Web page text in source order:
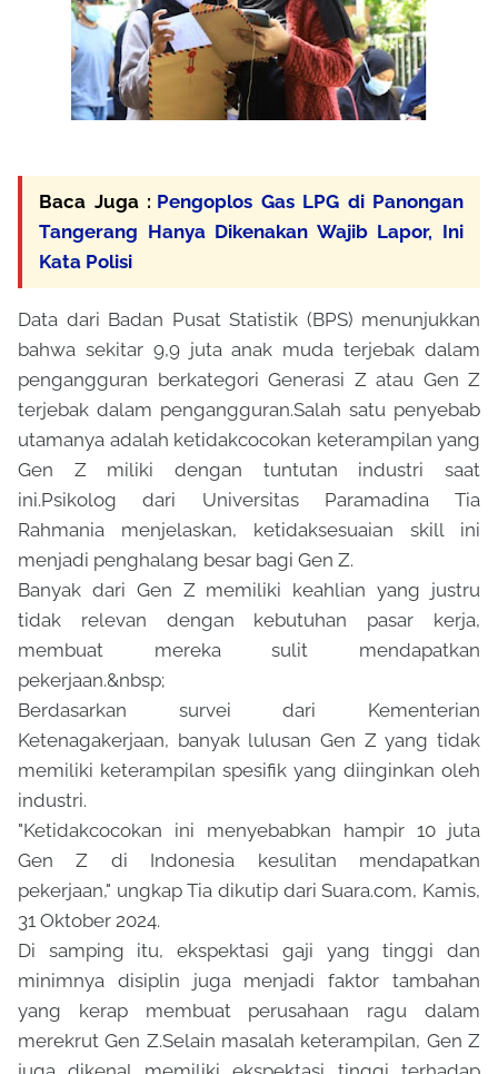
Baca Juga : Pengoplos Gas LPG di Panongan
Tangerang Hanya Dikenakan Wajib Lapor, Ini
Kata Polisi
Data dari Badan Pusat Statistik (BPS) menunjukkan
bahwa sekitar 9,9 juta anak muda terjebak dalam
pengangguran berkategori Generasi Z atau Gen Z
terjebak dalam pengangguran.Salah satu penyebab
utamanya adalah ketidakcocokan keterampilan yang
Gen Z miliki dengan tuntutan industri saat
ini.Psikolog dari Universitas Paramadina Tia
Rahmania menjelaskan, ketidaksesuaian skill ini
menjadi penghalang besar bagi Gen Z.
Banyak dari Gen Z memiliki keahlian yang justru
tidak relevan dengan kebutuhan pasar kerja,
membuat mereka sulit mendapatkan
pekerjaan.&nbsp;
Berdasarkan survei dari Kementerian
Ketenagakerjaan, banyak lulusan Gen Z yang tidak
memiliki keterampilan spesifik yang diinginkan oleh
industri.
"Ketidakcocokan ini menyebabkan hampir 10 juta
Gen Z di Indonesia kesulitan mendapatkan
pekerjaan," ungkap Tia dikutip dari Suara.com, Kamis,
31 Oktober 2024.
Di samping itu, ekspektasi gaji yang tinggi dan
minimnya disiplin juga menjadi faktor tambahan
yang kerap membuat perusahaan ragu dalam
merekrut Gen Z.Selain masalah keterampilan, Gen Z